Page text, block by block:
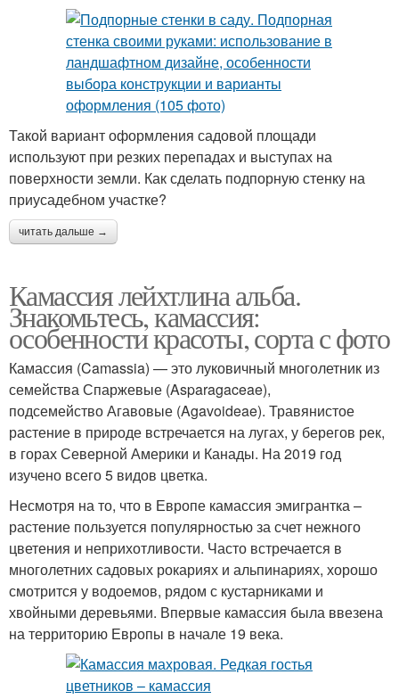
Такой вариант оформления садовой площади
используют при резких перепадах и выступах на
поверхности земли. Как сделать подпорную стенку на
приусадебном участке?
читать дальше →
Камассия лейхтлина альба.
Знакомьтесь, камассия:
особенности красоты, сорта с фото
Камассия (Camassia) — это луковичный многолетник из
семейства Спаржевые (Asparagaceae),
подсемейство Агавовые (Agavoideae). Травянистое
растение в природе встречается на лугах, у берегов рек,
в горах Северной Америки и Канады. На 2019 год
изучено всего 5 видов цветка.
Несмотря на то, что в Европе камассия эмигрантка –
растение пользуется популярностью за счет нежного
цветения и неприхотливости. Часто встречается в
многолетних садовых рокариях и альпинариях, хорошо
смотрится у водоемов, рядом с кустарниками и
хвойными деревьями. Впервые камассия была ввезена
на территорию Европы в начале 19 века.